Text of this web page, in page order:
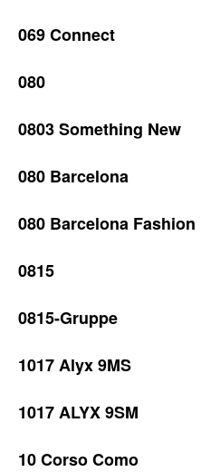
069 Connect
080
0803 Something New
080 Barcelona
080 Barcelona Fashion
0815
0815-Gruppe
1017 Alyx 9MS
1017 ALYX 9SM
10 Corso Como